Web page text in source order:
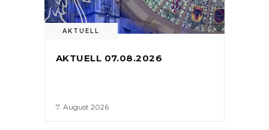
AKTUELL
AKTUELL 07.08.2026
7. August 2026